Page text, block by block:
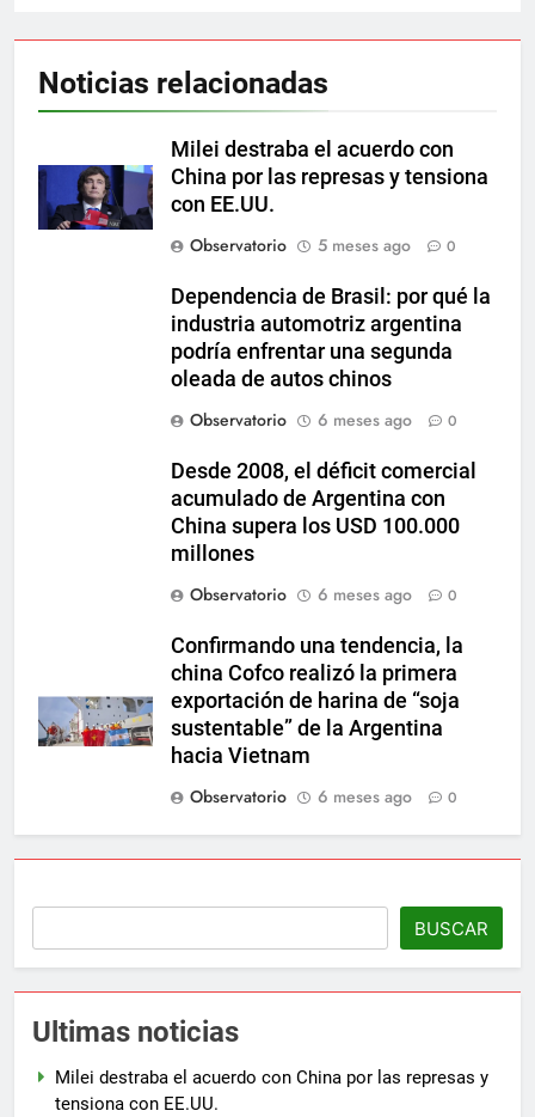
Noticias relacionadas
Milei destraba el acuerdo con
China por las represas y tensiona
con EE.UU.
Observatorio
5 meses ago 0
Dependencia de Brasil: por qué la
industria automotriz argentina
podría enfrentar una segunda
oleada de autos chinos
Observatorio
6 meses ago 0
Desde 2008, el déficit comercial
acumulado de Argentina con
China supera los USD 100.000
millones
Observatorio
6 meses ago 0
Confirmando una tendencia, la
china Cofco realizó la primera
exportación de harina de “soja
sustentable” de la Argentina
hacia Vietnam
Observatorio
6 meses ago 0
BUSCAR
Ultimas noticias
Milei destraba el acuerdo con China por las represas y
tensiona con EE.UU.